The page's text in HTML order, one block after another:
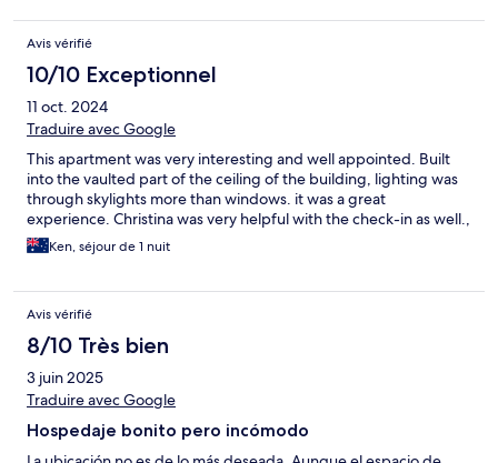
Avis vérifié
10/10 Exceptionnel
11 oct. 2024
Traduire avec Google
This apartment was very interesting and well appointed. Built
into the vaulted part of the ceiling of the building, lighting was
through skylights more than windows. it was a great
experience. Christina was very helpful with the check-in as well.,
Ken, séjour de 1 nuit
Avis vérifié
8/10 Très bien
3 juin 2025
Traduire avec Google
Hospedaje bonito pero incómodo